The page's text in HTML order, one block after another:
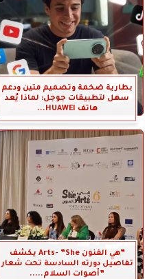
بطارية ضخمة وتصميم متين ودعم
سهل لتطبيقات جوجل: لماذا يُعد
هاتف HUAWEI...
”هي الفنون Arts- ”She يكشف
تفاصيل دورته السادسة تحت شعار
”أصوات السلام.....